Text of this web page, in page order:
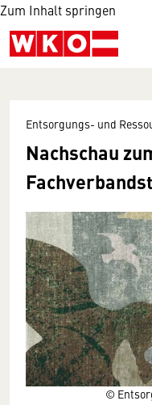
Zum Inhalt springen
©
Entsorgungs- und
Nachschau